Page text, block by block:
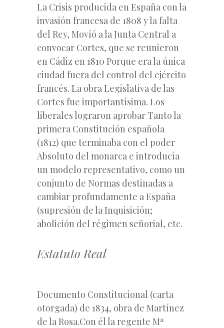
La Crisis producida en España con la
invasión francesa de 1808 y la falta
del Rey, Movíó a la Junta Central a
convocar Cortes, que se reunieron
en Cádiz en 1810 Porque era la única
ciudad fuera del control del ejército
francés. La obra Legislativa de las
Cortes fue importantísima. Los
liberales lograron aprobar Tanto la
primera Constitución española
(1812) que terminaba con el poder
Absoluto del monarca e introducía
un modelo representativo, como un
conjunto de Normas destinadas a
cambiar profundamente a España
(supresión de la Inquisición;
abolición del régimen señorial, etc.
Estatuto Real
Documento Constitucional (carta
otorgada) de 1834, obra de Martínez
de la Rosa.Con él la regente Mª